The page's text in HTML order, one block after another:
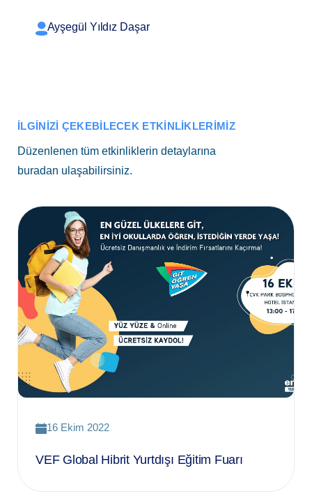
Ayşegül Yıldız Daşar
İLGINIZI ÇEKEBILECEK ETKINLIKLERIMIZ
Düzenlenen tüm etkinliklerin detaylarına
buradan ulaşabilirsiniz.
16 Ekim 2022
VEF Global Hibrit Yurtdışı Eğitim Fuarı